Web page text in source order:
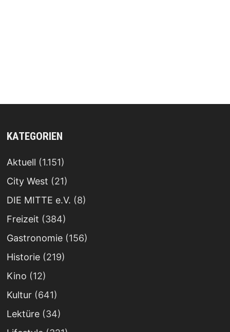
KATEGORIEN
Aktuell (1.151)
City West (21)
DIE MITTE e.V. (8)
Freizeit (384)
Gastronomie(156)
Historie(219)
Kino (12)
Kultur(641)
Lektüre(34)